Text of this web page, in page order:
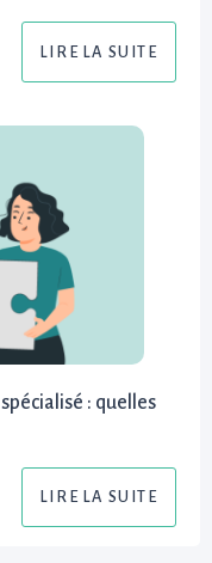
LIRE LA SUITE
: quelles
LIRE LA SUITE